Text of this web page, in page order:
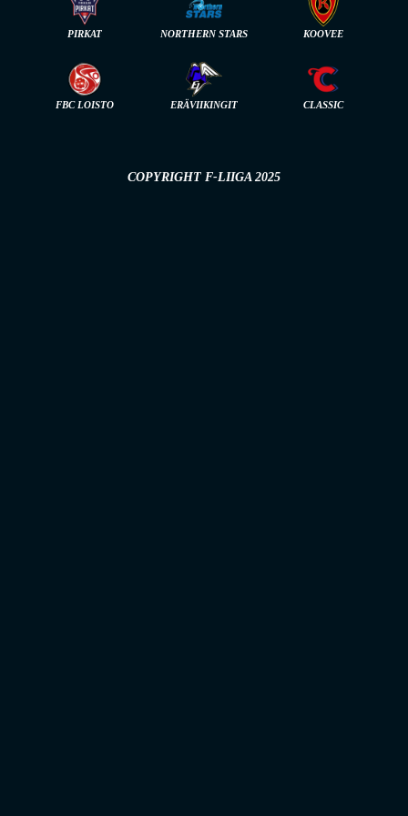
PIRKAT NORTHERN STARS KOOVEE
FBC LOISTO ERÄVIIKINGIT CLASSIC
COPYRIGHT F-LIIGA 2025